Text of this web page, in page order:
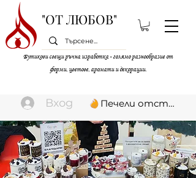
"ОТ ЛЮБОВ"
Бутикови свещи ръчна изработка - голямо разнообразие от
форми, цветове, аромати и декорации.
Вход Печели отстъпки